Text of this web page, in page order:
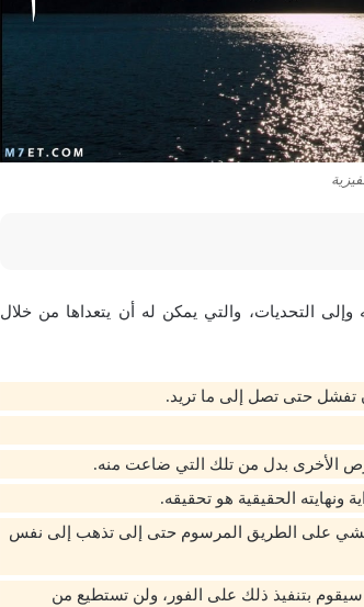
التحديات، والتي يمكن له أن يتعداها من خلال
حتى تصل إلى ما تريد.
الأخرى بدل من تلك التي ضاعت منه.
ونهايته الحقيقية هو تحقيقه.
على الطريق المرسوم حتى إلى تذهب إلى نفس
بتنفيذ ذلك على الفور، ولن تستطيع من